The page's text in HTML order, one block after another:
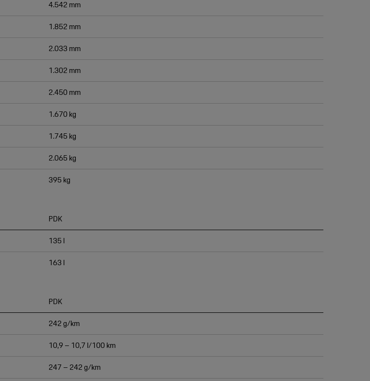
4.542 mm
1.852 mm
2.033 mm
1.302 mm
2.450 mm
1.670 kg
1.745 kg
2.065 kg
395 kg
PDK
135 l
163 l
PDK
242 g/km
10,9 – 10,7 l/100 km
247 – 242 g/km